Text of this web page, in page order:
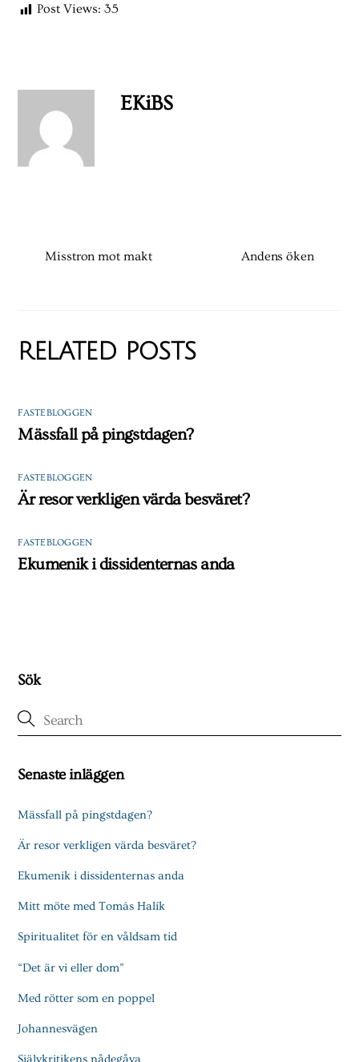
Post Views: 35
EKiBS
Misstron mot makt Andens öken
RELATED POSTS
FASTEBLOGGEN
Mässfall på pingstdagen?
FASTEBLOGGEN
Är resor verkligen värda besväret?
FASTEBLOGGEN
Ekumenik i dissidenternas anda
Sök
Senaste inläggen
Mässfall på pingstdagen?
Är resor verkligen värda besväret?
Ekumenik i dissidenternas anda
Mitt möte med Tomás Halík
Spiritualitet för en våldsam tid
“Det är vi eller dom”
Med rötter som en poppel
Johannesvägen
Självkritikens nådegåva